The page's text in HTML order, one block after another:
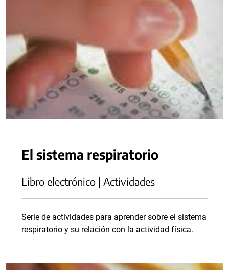
El sistema respiratorio
Libro electrónico | Actividades
Serie de actividades para aprender sobre el sistema
respiratorio y su relación con la actividad física.